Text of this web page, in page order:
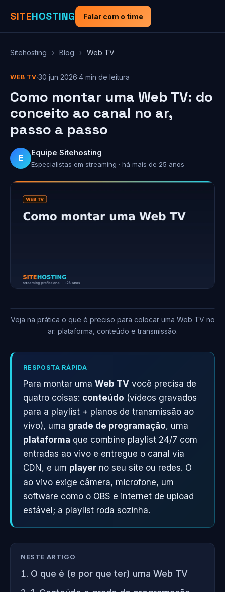
SITEHOSTING Falar com o time
Sitehosting › Blog › Web TV
WEB TV·30 jun 2026·4 min de leitura
Como montar uma Web TV: do
conceito ao canal no ar,
passo a passo
E
Equipe Sitehosting
Especialistas em streaming · há mais de 25 anos
Veja na prática o que é preciso para colocar uma Web TV no
ar: plataforma, conteúdo e transmissão.
RESPOSTA RÁPIDA
Para montar uma Web TV você precisa de
quatro coisas: conteúdo (vídeos gravados
para a playlist + planos de transmissão ao
vivo), uma grade de programação, uma
plataforma que combine playlist 24/7 com
entradas ao vivo e entregue o canal via
CDN, e um player no seu site ou redes. O
ao vivo exige câmera, microfone, um
software como o OBS e internet de upload
estável; a playlist roda sozinha.
NESTE ARTIGO
O que é (e por que ter) uma Web TV